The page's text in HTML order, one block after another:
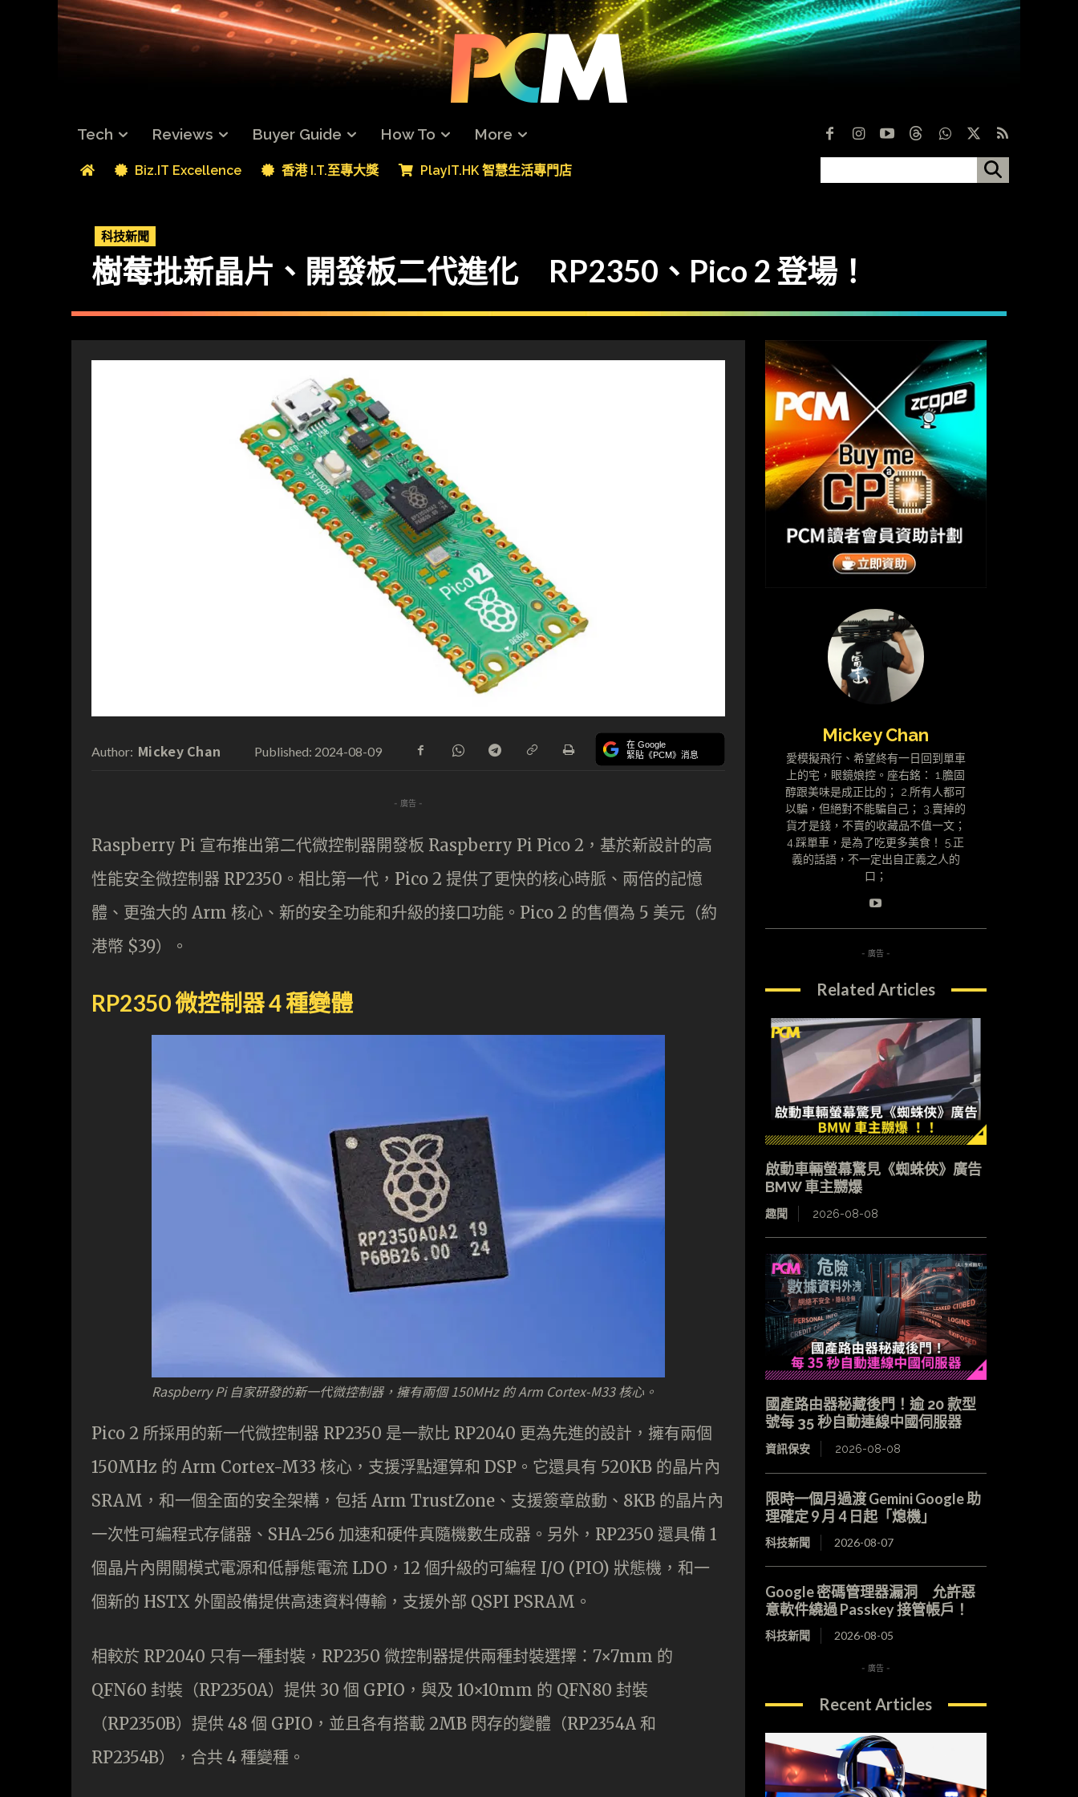
Tech Reviews Buyer Guide How To More
Biz.IT Excellence 香港 I.T.至專大獎 PlayIT.HK 智慧生活專門店
科技新聞
樹莓批新晶片、開發板二代進化 RP2350、Pico 2 登場！
Author: Mickey Chan Published: 2024-08-09 在 Google
緊貼《PCM》消息
- 廣告 -
Raspberry Pi 宣布推出第二代微控制器開發板 Raspberry Pi Pico 2，基於新設計的高
性能安全微控制器 RP2350。相比第一代，Pico 2 提供了更快的核心時脈、兩倍的記憶
體、更強大的 Arm 核心、新的安全功能和升級的接口功能。Pico 2 的售價為 5 美元（約
港幣 $39）。
RP2350 微控制器 4 種變體
Raspberry Pi 自家研發的新一代微控制器，擁有兩個 150MHz 的 Arm Cortex-M33 核心。
Pico 2 所採用的新一代微控制器 RP2350 是一款比 RP2040 更為先進的設計，擁有兩個
150MHz 的 Arm Cortex-M33 核心，支援浮點運算和 DSP。它還具有 520KB 的晶片內
SRAM，和一個全面的安全架構，包括 Arm TrustZone、支援簽章啟動、8KB 的晶片內
一次性可編程式存儲器、SHA-256 加速和硬件真隨機數生成器。另外，RP2350 還具備 1
個晶片內開關模式電源和低靜態電流 LDO，12 個升級的可編程 I/O (PIO) 狀態機，和一
個新的 HSTX 外圍設備提供高速資料傳輸，支援外部 QSPI PSRAM。
相較於 RP2040 只有一種封裝，RP2350 微控制器提供兩種封裝選擇：7×7mm 的
QFN60 封裝（RP2350A）提供 30 個 GPIO，與及 10×10mm 的 QFN80 封裝
（RP2350B）提供 48 個 GPIO，並且各有搭載 2MB 閃存的變體（RP2354A 和
RP2354B），合共 4 種變種。
Mickey Chan
愛模擬飛行、希望終有一日回到單車
上的宅，眼鏡娘控。座右銘： 1.膽固
醇跟美味是成正比的； 2.所有人都可
以騙，但絕對不能騙自己； 3.賣掉的
貨才是錢，不賣的收藏品不值一文；
4.踩單車，是為了吃更多美食！ 5.正
義的話語，不一定出自正義之人的
口；
- 廣告 -
Related Articles
啟動車輛螢幕驚見《蜘蛛俠》廣告
BMW 車主嬲爆
趣聞 2026-08-08
國產路由器秘藏後門！逾 20 款型
號每 35 秒自動連線中國伺服器
資訊保安 2026-08-08
限時一個月過渡 Gemini Google 助
理確定 9 月 4 日起「熄機」
科技新聞 2026-08-07
Google 密碼管理器漏洞 允許惡
意軟件繞過 Passkey 接管帳戶！
科技新聞 2026-08-05
- 廣告 -
Recent Articles